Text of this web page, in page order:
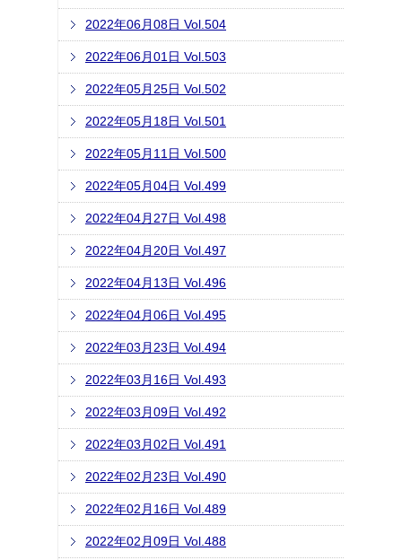
2022年06月08日 Vol.504
2022年06月01日 Vol.503
2022年05月25日 Vol.502
2022年05月18日 Vol.501
2022年05月11日 Vol.500
2022年05月04日 Vol.499
2022年04月27日 Vol.498
2022年04月20日 Vol.497
2022年04月13日 Vol.496
2022年04月06日 Vol.495
2022年03月23日 Vol.494
2022年03月16日 Vol.493
2022年03月09日 Vol.492
2022年03月02日 Vol.491
2022年02月23日 Vol.490
2022年02月16日 Vol.489
2022年02月09日 Vol.488